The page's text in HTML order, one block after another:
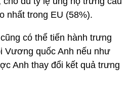
nhất trong EU (58%).
có thể tiến hành trưng
Vương quốc Anh nếu như
Anh thay đổi kết quả trưng